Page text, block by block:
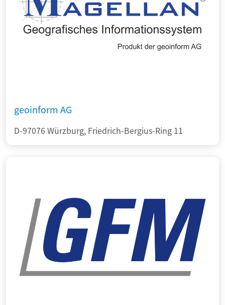
geoinform AG
D-97076 Würzburg, Friedrich-Bergius-Ring 11